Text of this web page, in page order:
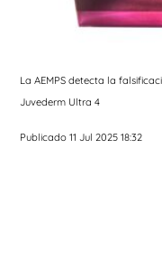
La AEMPS detecta la
Juvederm Ultra 4
Publicado 11 Jul 2025 18:32